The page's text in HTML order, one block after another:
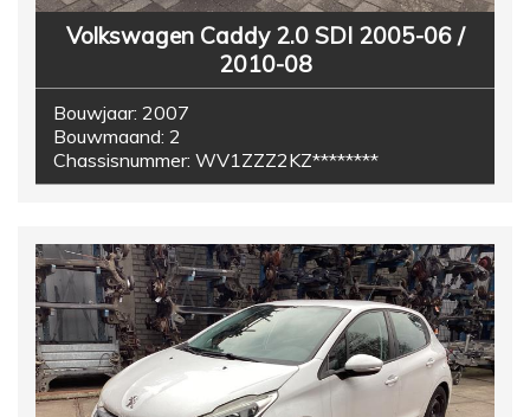
Volkswagen Caddy 2.0 SDI 2005-06 /
2010-08
Bouwjaar: 2007
Bouwmaand: 2
Chassisnummer: WV1ZZZ2KZ********